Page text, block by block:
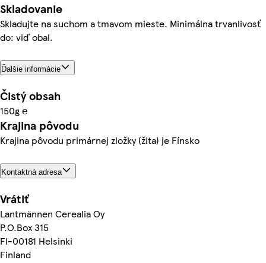
Skladovanie
Skladujte na suchom a tmavom mieste. Minimálna trvanlivosť
do: viď obal.
Ďalšie informácie
Čistý obsah
150g ℮
Krajina pôvodu
Krajina pôvodu primárnej zložky (žita) je Fínsko
Kontaktná adresa
Vrátiť
Lantmännen Cerealia Oy
P.O.Box 315
FI-00181 Helsinki
Finland